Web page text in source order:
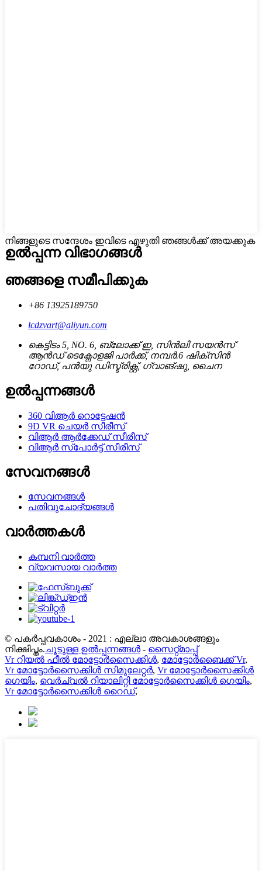
നിങ്ങളുടെ സന്ദേശം ഇവിടെ എഴുതി ഞങ്ങൾക്ക് അയക്കുക
ഉൽപ്പന്ന വിഭാഗങ്ങൾ
ഞങ്ങളെ സമീപിക്കുക
+86 13925189750
lcdzvart@aliyun.com
കെട്ടിടം 5, NO. 6, ബ്ലോക്ക് ഇ, സിൻലി സയൻസ്
ആൻഡ് ടെക്നോളജി പാർക്ക്, നമ്പർ.6 ഷിക്സിൻ
റോഡ്, പൻയു ഡിസ്ട്രിക്റ്റ്, ഗ്വാങ്ഷു, ചൈന
ഉൽപ്പന്നങ്ങൾ
360 വിആർ റൊട്ടേഷൻ
9D VR ചെയർ സീരീസ്
വിആർ ആർക്കേഡ് സീരീസ്
വിആർ സ്പോർട്ട് സീരീസ്
സേവനങ്ങൾ
സേവനങ്ങൾ
പതിവുചോദ്യങ്ങൾ
വാർത്തകൾ
കമ്പനി വാർത്ത
വ്യവസായ വാർത്ത
© പകർപ്പവകാശം - 2021 : എല്ലാ അവകാശങ്ങളും
നിക്ഷിപ്തം. ചൂടുള്ള ഉൽപ്പന്നങ്ങൾ - സൈറ്റ്മാപ്പ്
Vr റിയൽ ഫീൽ മോട്ടോർസൈക്കിൾ, മോട്ടോർബൈക്ക് Vr,
Vr മോട്ടോർസൈക്കിൾ സിമുലേറ്റർ, Vr മോട്ടോർസൈക്കിൾ
ഗെയിം, വെർച്വൽ റിയാലിറ്റി മോട്ടോർസൈക്കിൾ ഗെയിം,
Vr മോട്ടോർസൈക്കിൾ റൈഡ്,